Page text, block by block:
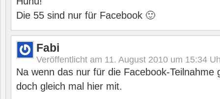
Die 55 sind nur für Facebook 🙂
Fabi
Veröffentlicht am 11. August 2010 um 15:34
Na wenn das nur für die Facebook-Teilnahme
doch gleich mal hier mit.